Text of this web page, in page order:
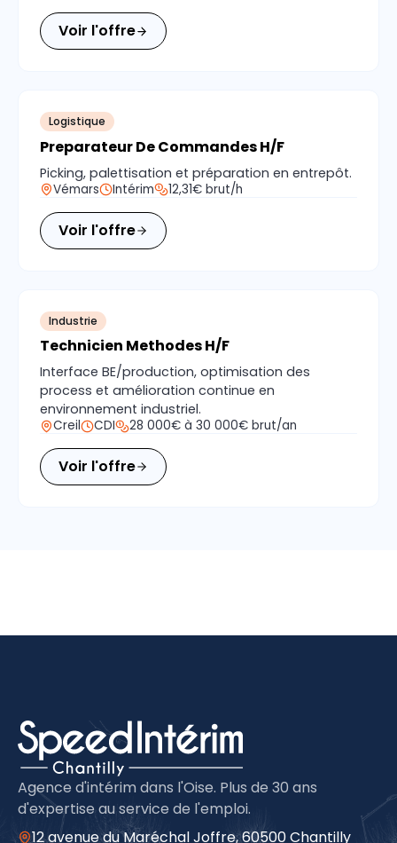
Voir l'offre
Logistique
Preparateur De Commandes H/F
Picking, palettisation et préparation en entrepôt.
Vémars Intérim 12,31€ brut/h
Voir l'offre
Industrie
Technicien Methodes H/F
Interface BE/production, optimisation des
process et amélioration continue en
environnement industriel.
Creil CDI 28 000€ à 30 000€ brut/an
Voir l'offre
Agence d'intérim dans l'Oise. Plus de 30 ans
d'expertise au service de l'emploi.
12 avenue du Maréchal Joffre, 60500 Chantilly